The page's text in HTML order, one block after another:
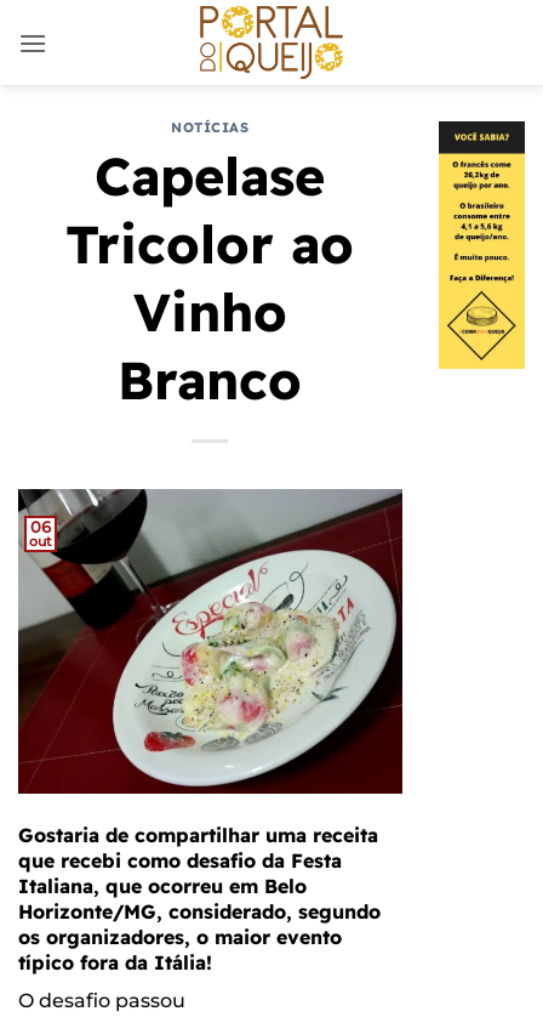
NOTÍCIAS
Capelase
Tricolor ao
Vinho
Branco
06
out
Gostaria de compartilhar uma receita
que recebi como desafio da Festa
Italiana, que ocorreu em Belo
Horizonte/MG, considerado, segundo
os organizadores, o maior evento
típico fora da Itália!
O desafio passou